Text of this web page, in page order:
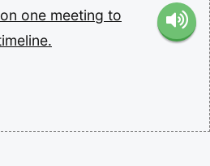
on one meeting to